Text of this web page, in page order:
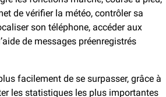
de vérifier la météo, contrôler sa
son téléphone, accéder aux
de messages préenregistrés
facilement de se surpasser, grâce à
les statistiques les plus importantes